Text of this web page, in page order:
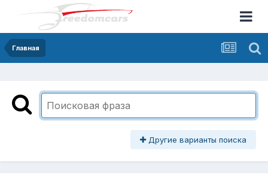
Главная
Другие варианты поиска